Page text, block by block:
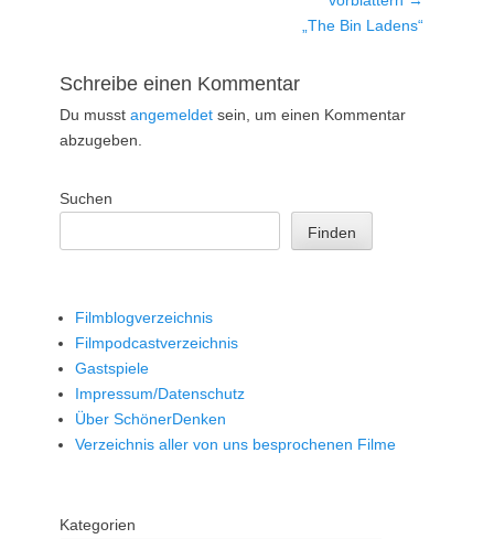
„The Bin Ladens“
Schreibe einen Kommentar
Du musst angemeldet sein, um einen Kommentar
abzugeben.
Suchen
Finden
Filmblogverzeichnis
Filmpodcastverzeichnis
Gastspiele
Impressum/Datenschutz
Über SchönerDenken
Verzeichnis aller von uns besprochenen Filme
Kategorien